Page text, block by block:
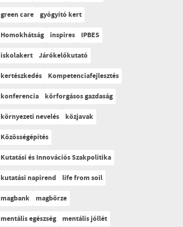
green care
gyógyító kert
Homokhátság
inspires
IPBES
iskolakert
Járókelőkutató
kertészkedés
Kompetenciafejlesztés
konferencia
körforgásos gazdaság
környezeti nevelés
közjavak
Közösségépítés
Kutatási és Innovációs Szakpolitika
kutatási napirend
life from soil
magbank
magbörze
mentális egészség
mentális jóllét